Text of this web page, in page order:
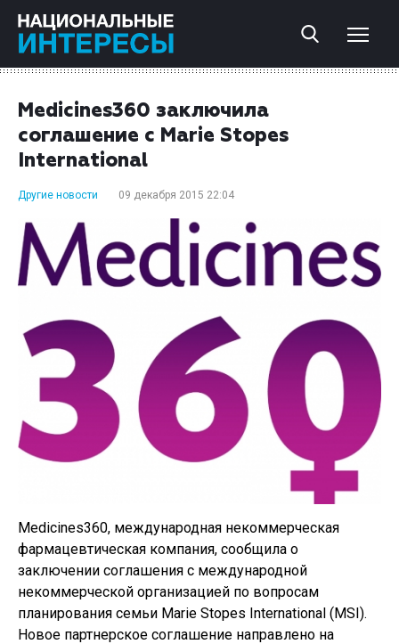
Medicines360 заключила
соглашение с Marie Stopes
International
Другие новости 09 декабря 2015 22:04
Medicines360, международная некоммерческая
фармацевтическая компания, сообщила о
заключении соглашения с международной
некоммерческой организацией по вопросам
планирования семьи Marie Stopes International (MSI).
Новое партнерское соглашение направлено на